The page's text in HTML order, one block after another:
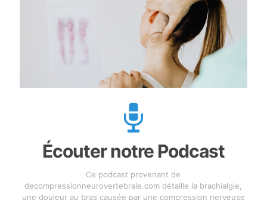
Écouter notre Podcast
Ce podcast provenant de
decompressionneurovertebrale.com détaille la brachialgie,
une douleur au bras causée par une compression nerveuse